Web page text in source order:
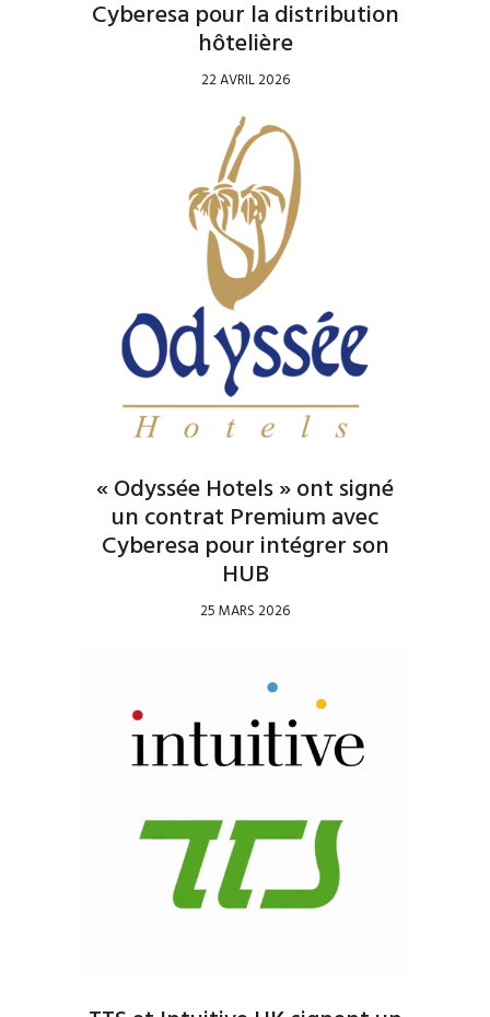
Cyberesa pour la distribution
hôtelière
22 AVRIL 2026
« Odyssée Hotels » ont signé
un contrat Premium avec
Cyberesa pour intégrer son
HUB
25 MARS 2026